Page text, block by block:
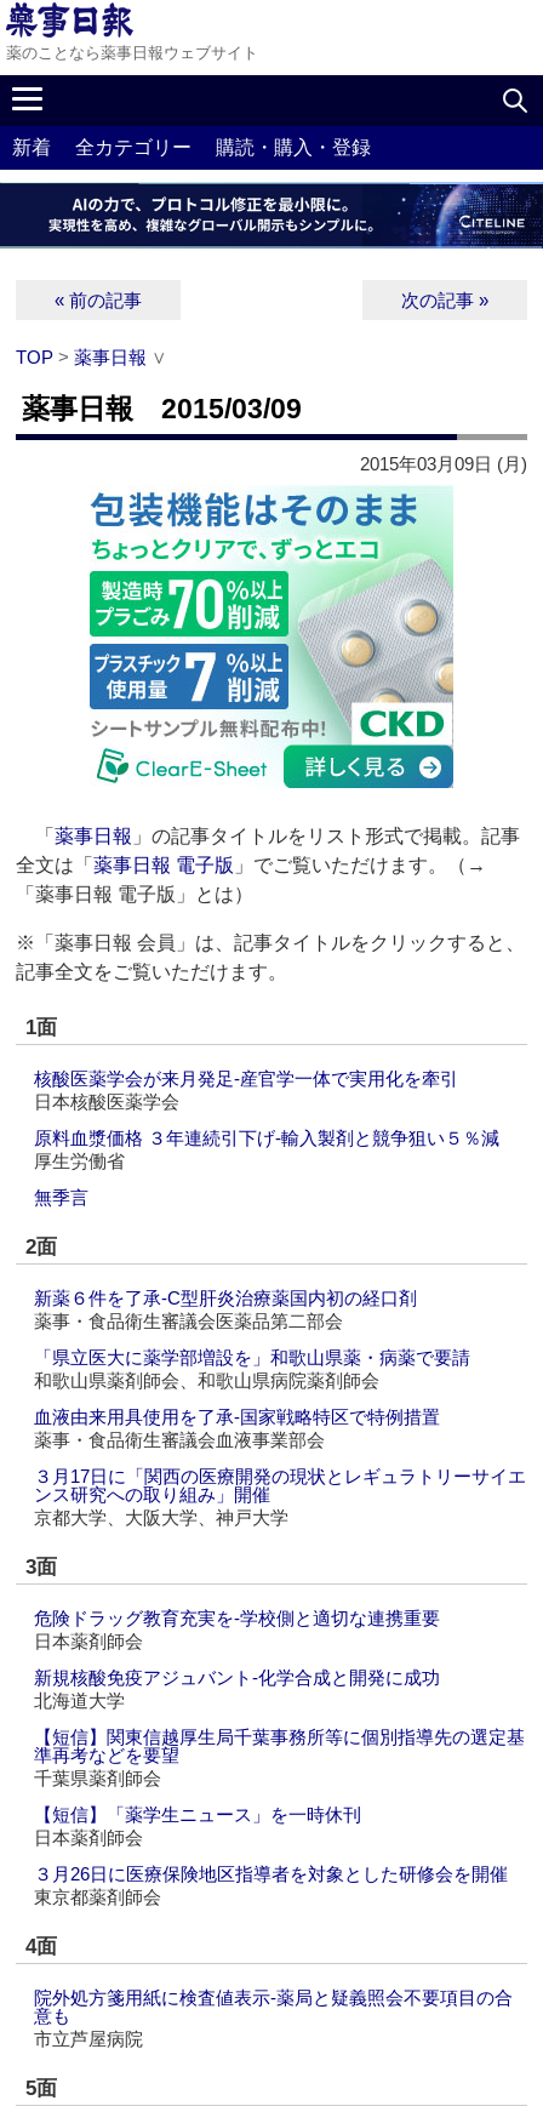
薬のことなら薬事日報ウェブサイト
新着 全カテゴリー 購読・購入・登録
« 前の記事 次の記事 »
TOP >薬事日報 ∨
薬事日報 2015/03/09
2015年03月09日 (月)
「薬事日報 」の記事タイトルをリスト形式で掲載。記事
全文は「薬事日報 電子版 」でご覧いただけます。（→
「薬事日報 電子版」とは）
※「薬事日報 会員」は、記事タイトルをクリックすると、
記事全文をご覧いただけます。
1面
核酸医薬学会が来月発足‐産官学一体で実用化を牽引
日本核酸医薬学会
原料血漿価格 ３年連続引下げ‐輸入製剤と競争狙い５％減
厚生労働省
無季言
2面
新薬６件を了承‐C型肝炎治療薬国内初の経口剤
薬事・食品衛生審議会医薬品第二部会
「県立医大に薬学部増設を」和歌山県薬・病薬で要請
和歌山県薬剤師会、和歌山県病院薬剤師会
血液由来用具使用を了承‐国家戦略特区で特例措置
薬事・食品衛生審議会血液事業部会
３月17日に「関西の医療開発の現状とレギュラトリーサイエ
ンス研究への取り組み」開催
京都大学、大阪大学、神戸大学
3面
危険ドラッグ教育充実を‐学校側と適切な連携重要
日本薬剤師会
新規核酸免疫アジュバント‐化学合成と開発に成功
北海道大学
【短信】関東信越厚生局千葉事務所等に個別指導先の選定基
準再考などを要望
千葉県薬剤師会
【短信】「薬学生ニュース」を一時休刊
日本薬剤師会
３月26日に医療保険地区指導者を対象とした研修会を開催
東京都薬剤師会
4面
院外処方箋用紙に検査値表示‐薬局と疑義照会不要項目の合
意も
市立芦屋病院
5面